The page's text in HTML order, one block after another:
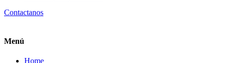
Contactanos
Menú
Home